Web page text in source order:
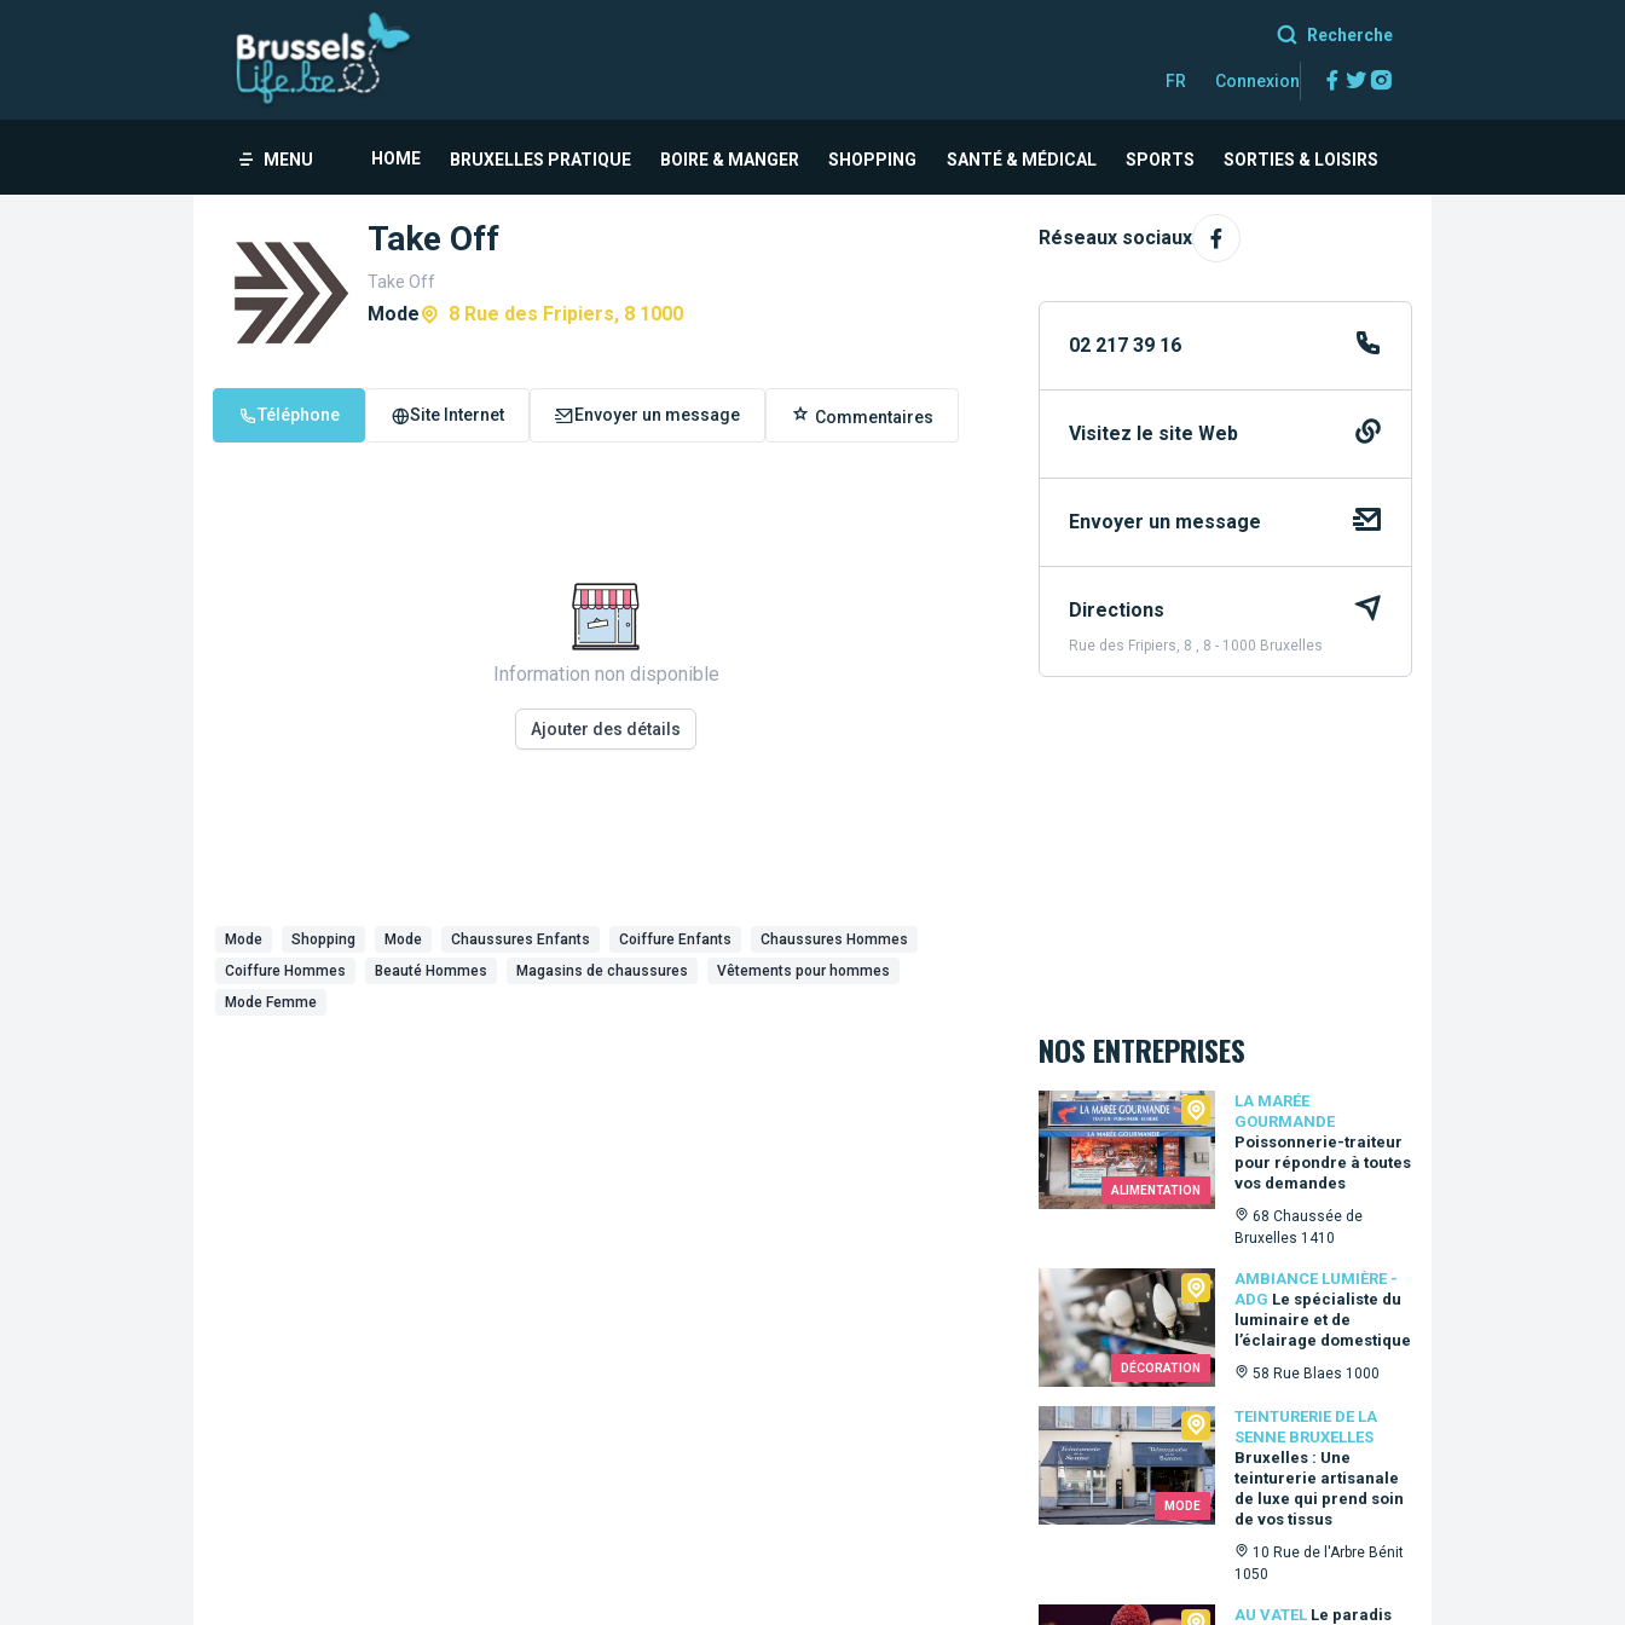
Recherche
FR Connexion Facebook
Twitter
MENU HOME BRUXELLES PRATIQUE BOIRE & MANGER SHOPPING SANTÉ & MÉDICAL SPORTS SORTIES & LOISIRS
Take Off
Take Off
Mode 8 Rue des Fripiers, 8 1000
Téléphone Site Internet Envoyer un message Commentaires
Information non disponible
Ajouter des détails
Mode Shopping Mode Chaussures Enfants Coiffure Enfants
Chaussures Hommes
Coiffure Hommes
Beauté Hommes Magasins de chaussures
Vêtements pour hommes
Mode Femme
Réseaux sociaux
02 217 39 16
Visitez le site Web
Envoyer un message
Directions
Rue des Fripiers, 8 , 8 - 1000 Bruxelles
NOS ENTREPRISES
ALIMENTATION
LA MARÉE
GOURMANDE
Poissonnerie-traiteur
pour répondre à toutes
vos demandes
68 Chaussée de
Bruxelles 1410
La Marée Gourmande
DÉCORATION
AMBIANCE LUMIÈRE -
ADG Le spécialiste du
luminaire et de
l’éclairage domestique
58 Rue Blaes 1000
Ambiance Lumière - ADG
MODE
TEINTURERIE DE LA
SENNE BRUXELLES
Bruxelles : Une
teinturerie artisanale
de luxe qui prend soin
de vos tissus
10 Rue de l'Arbre Bénit
1050
Teinturerie de la Senne Bruxelles
AU VATEL Le paradis